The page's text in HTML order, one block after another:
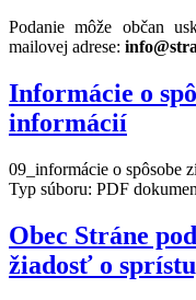
Podanie môže občan
mailovej adrese:
Informácie o
informácií
09_informácie o spôsobe
Typ súboru: PDF
Obec Stráne
žiadosť o